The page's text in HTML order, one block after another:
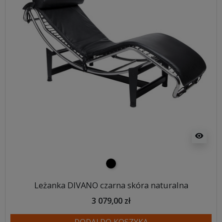
visibility
czarny
Leżanka DIVANO czarna skóra naturalna
3 079,00 zł